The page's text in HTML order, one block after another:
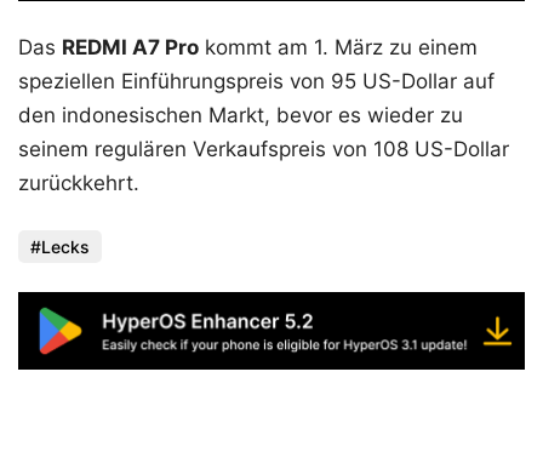
Das REDMI A7 Pro kommt am 1. März zu einem
speziellen Einführungspreis von 95 US-Dollar auf
den indonesischen Markt, bevor es wieder zu
seinem regulären Verkaufspreis von 108 US-Dollar
zurückkehrt.
Lecks